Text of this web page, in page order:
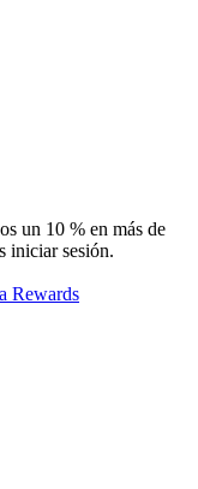
un 10 % en más de
iniciar sesión.
Rewards